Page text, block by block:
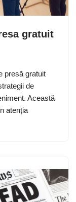
gratuit
presă gratuit
de
Această
atenția